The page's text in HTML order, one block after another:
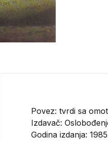
Povez: tvrdi sa
Izdavač:
Godina izdanja: